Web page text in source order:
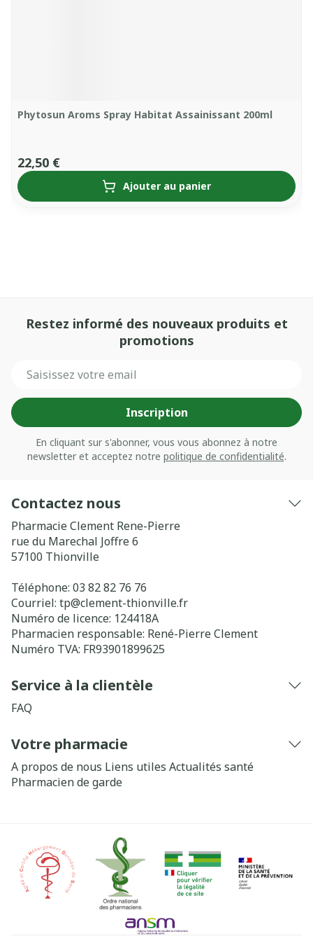
Phytosun Aroms Spray Habitat Assainissant 200ml
22,50 €
Ajouter au panier
Restez informé des nouveaux produits et
promotions
Inscription
En cliquant sur s'abonner, vous vous abonnez à notre
newsletter et acceptez notre politique de confidentialité.
Contactez nous
Pharmacie Clement Rene-Pierre
rue du Marechal Joffre 6
57100 Thionville
Téléphone: 03 82 82 76 76
Courriel: tp@clement-thionville.fr
Numéro de licence: 124418A
Pharmacien responsable: René-Pierre Clement
Numéro TVA: FR93901899625
Service à la clientèle
FAQ
Votre pharmacie
A propos de nous Liens utiles Actualités santé
Pharmacien de garde